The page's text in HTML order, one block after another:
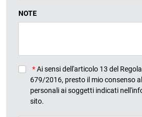
NOTE
*Ai sensi dell'articolo 13 del
679/2016, presto il mio consenso
personali ai soggetti indicati
sito.